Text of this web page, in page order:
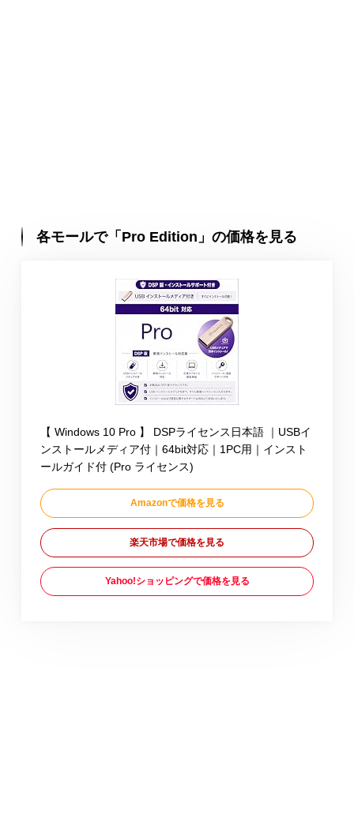
各モールで「Pro Edition」の価格を見る
【 Windows 10 Pro 】 DSPライセンス日本語 ｜USBイ
ンストールメディア付｜64bit対応｜1PC用｜インスト
ールガイド付 (Pro ライセンス)
Amazonで価格を見る
楽天市場で価格を見る
Yahoo!ショッピングで価格を見る